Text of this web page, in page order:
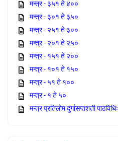
मन्त्र - ३५१ ते ४००
मन्त्र - ३०१ ते ३५०
मन्त्र - २५१ ते ३००
मन्त्र - २०१ ते २५०
मन्त्र - १५१ ते २००
मन्त्र - १०१ ते १५०
मन्त्र - ५१ ते १००
मन्त्र - १ ते ५०
मन्त्र प्रतिलोम दुर्गासप्तशती पाठविधिः